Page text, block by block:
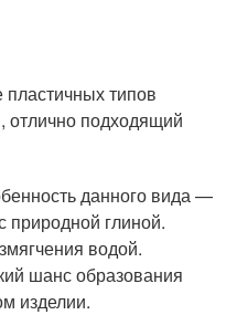
типов
подходящий
данного вида —
природной глиной.
водой.
шанс образования
изделии.